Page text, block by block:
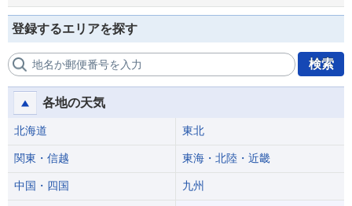
登録するエリアを探す
地名か郵便番号を入力 検索
各地の天気
北海道 東北
関東・信越 東海・北陸・近畿
中国・四国 九州